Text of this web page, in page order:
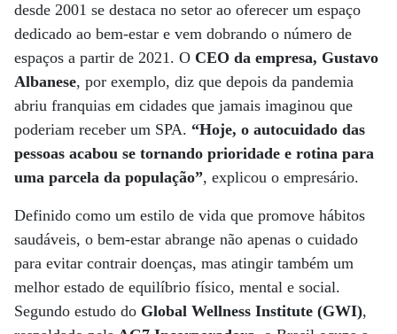
desde 2001 se destaca no setor ao oferecer um espaço
dedicado ao bem-estar e vem dobrando o número de
espaços a partir de 2021. O CEO da empresa, Gustavo
Albanese, por exemplo, diz que depois da pandemia
abriu franquias em cidades que jamais imaginou que
poderiam receber um SPA. “Hoje, o autocuidado das
pessoas acabou se tornando prioridade e rotina para
uma parcela da população”, explicou o empresário.
Definido como um estilo de vida que promove hábitos
saudáveis, o bem-estar abrange não apenas o cuidado
para evitar contrair doenças, mas atingir também um
melhor estado de equilíbrio físico, mental e social.
Segundo estudo do Global Wellness Institute (GWI),